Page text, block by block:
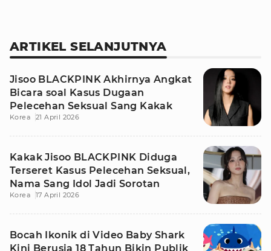
ARTIKEL SELANJUTNYA
Jisoo BLACKPINK Akhirnya Angkat
Bicara soal Kasus Dugaan
Pelecehan Seksual Sang Kakak
Korea 21 April 2026
Kakak Jisoo BLACKPINK Diduga
Terseret Kasus Pelecehan Seksual,
Nama Sang Idol Jadi Sorotan
Korea 17 April 2026
Bocah Ikonik di Video Baby Shark
Kini Berusia 18 Tahun Bikin Publik